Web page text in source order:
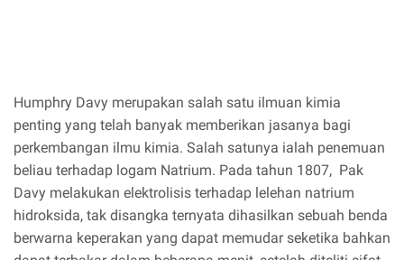
Humphry Davy merupakan salah satu ilmuan kimia
penting yang telah banyak memberikan jasanya bagi
perkembangan ilmu kimia. Salah satunya ialah penemuan
beliau terhadap logam Natrium. Pada tahun 1807, Pak
Davy melakukan elektrolisis terhadap lelehan natrium
hidroksida, tak disangka ternyata dihasilkan sebuah benda
berwarna keperakan yang dapat memudar seketika bahkan